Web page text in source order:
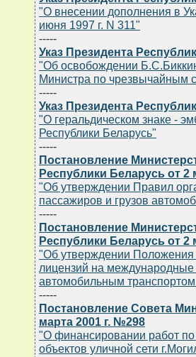
"О внесении дополнения в
июня 1997 г. N 311"
-----
Указ Президента
"Об освобождении
Министра по чрезвычайным
-----
Указ Президента
"О геральдическом знаке -
Республики Беларусь"
-----
Постановление
Республики Беларусь от 2
"Об утверждении Правил
пассажиров и грузов
-----
Постановление
Республики Беларусь от 2
"Об утверждении Положения
лицензий на международные
автомобильным
-----
Постановление Совета
марта 2001 г. №298
"О финансировании работ по
объектов уличной сети